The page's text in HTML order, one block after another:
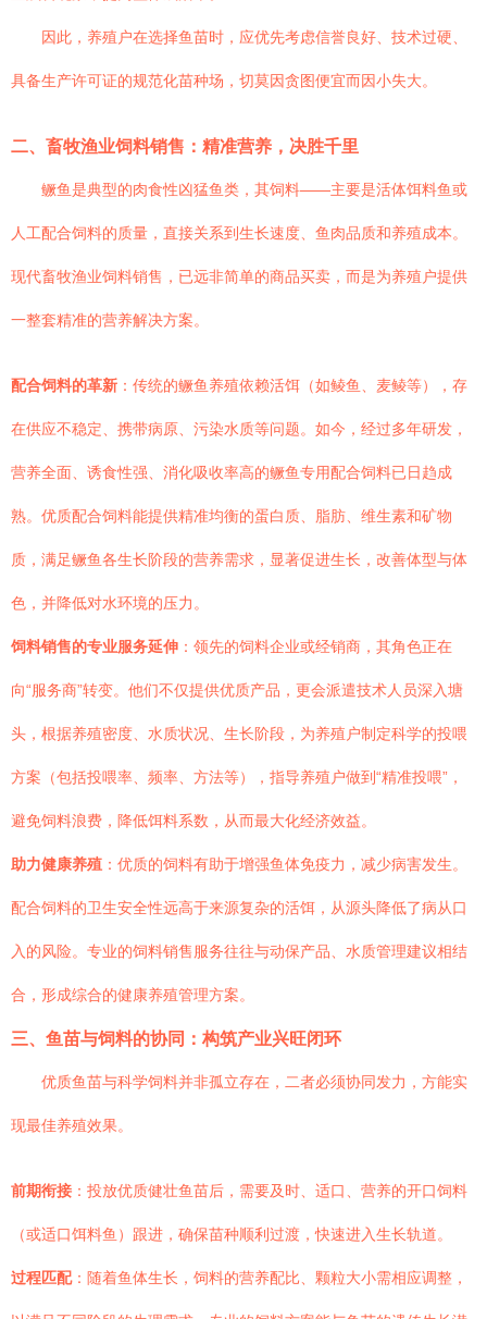
因此，养殖户在选择鱼苗时，应优先考虑信誉良好、技术过硬、
具备生产许可证的规范化苗种场，切莫因贪图便宜而因小失大。
二、畜牧渔业饲料销售：精准营养，决胜千里
鳜鱼是典型的肉食性凶猛鱼类，其饲料——主要是活体饵料鱼或
人工配合饲料的质量，直接关系到生长速度、鱼肉品质和养殖成本。
现代畜牧渔业饲料销售，已远非简单的商品买卖，而是为养殖户提供
一整套精准的营养解决方案。
配合饲料的革新 ：传统的鳜鱼养殖依赖活饵（如鲮鱼、麦鲮等），存
在供应不稳定、携带病原、污染水质等问题。如今，经过多年研发，
营养全面、诱食性强、消化吸收率高的鳜鱼专用配合饲料已日趋成
熟。优质配合饲料能提供精准均衡的蛋白质、脂肪、维生素和矿物
质，满足鳜鱼各生长阶段的营养需求，显著促进生长，改善体型与体
色，并降低对水环境的压力。
饲料销售的专业服务延伸 ：领先的饲料企业或经销商，其角色正在
向“服务商”转变。他们不仅提供优质产品，更会派遣技术人员深入塘
头，根据养殖密度、水质状况、生长阶段，为养殖户制定科学的投喂
方案（包括投喂率、频率、方法等），指导养殖户做到“精准投喂”，
避免饲料浪费，降低饵料系数，从而最大化经济效益。
助力健康养殖 ：优质的饲料有助于增强鱼体免疫力，减少病害发生。
配合饲料的卫生安全性远高于来源复杂的活饵，从源头降低了病从口
入的风险。专业的饲料销售服务往往与动保产品、水质管理建议相结
合，形成综合的健康养殖管理方案。
三、鱼苗与饲料的协同：构筑产业兴旺闭环
优质鱼苗与科学饲料并非孤立存在，二者必须协同发力，方能实
现最佳养殖效果。
前期衔接 ：投放优质健壮鱼苗后，需要及时、适口、营养的开口饲料
（或适口饵料鱼）跟进，确保苗种顺利过渡，快速进入生长轨道。
过程匹配：随着鱼体生长，饲料的营养配比、颗粒大小需相应调整，